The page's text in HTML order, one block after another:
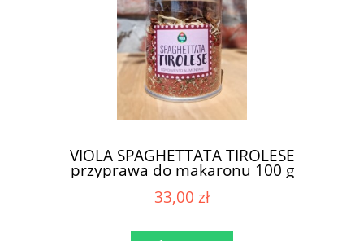
VIOLA SPAGHETTATA TIROLESE
przyprawa do makaronu 100 g
33,00 zł